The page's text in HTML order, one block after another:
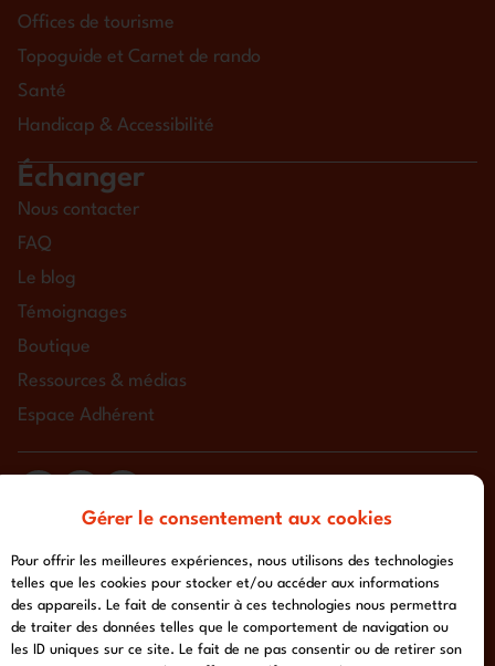
Gérer le consentement aux cookies
Pour offrir les meilleures expériences, nous utilisons des technologies
telles que les cookies pour stocker et/ou accéder aux informations
des appareils. Le fait de consentir à ces technologies nous permettra
de traiter des données telles que le comportement de navigation ou
les ID uniques sur ce site. Le fait de ne pas consentir ou de retirer son
Offices de tourisme
Topoguide et Carnet de rando
Santé
Handicap & Accessibilité
Échanger
Nous contacter
FAQ
Le blog
Témoignages
Boutique
Ressources & médias
Espace Adhérent
tous droits réservés à l'association chemin urbain v
afa-multimedia.com